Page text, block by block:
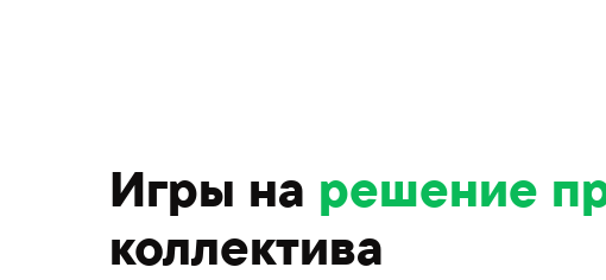
Игры на решение
коллектива